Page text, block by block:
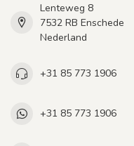
Lenteweg 8
7532 RB Enschede
Nederland
+31 85 773 1906
+31 85 773 1906